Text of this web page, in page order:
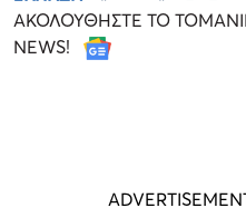
ΑΚΟΛΟΥΘΗΣΤΕ ΤΟ
NEWS!